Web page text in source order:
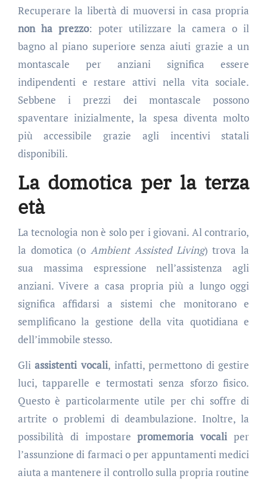
Recuperare la libertà di muoversi in casa propria
non ha prezzo: poter utilizzare la camera o il
bagno al piano superiore senza aiuti grazie a un
montascale per anziani significa essere
indipendenti e restare attivi nella vita sociale.
Sebbene i prezzi dei montascale possono
spaventare inizialmente, la spesa diventa molto
più accessibile grazie agli incentivi statali
disponibili.
La domotica per la terza
età
La tecnologia non è solo per i giovani. Al contrario,
la domotica (oAmbient Assisted Living) trova la
sua massima espressione nell’assistenza agli
anziani. Vivere a casa propria più a lungo oggi
significa affidarsi a sistemi che monitorano e
semplificano la gestione della vita quotidiana e
dell’immobile stesso.
Gliassistenti vocali, infatti, permettono di gestire
luci, tapparelle e termostati senza sforzo fisico.
Questo è particolarmente utile per chi soffre di
artrite o problemi di deambulazione. Inoltre, la
possibilità di impostarepromemoria vocali per
l’assunzione di farmaci o per appuntamenti medici
aiuta a mantenere il controllo sulla propria routine